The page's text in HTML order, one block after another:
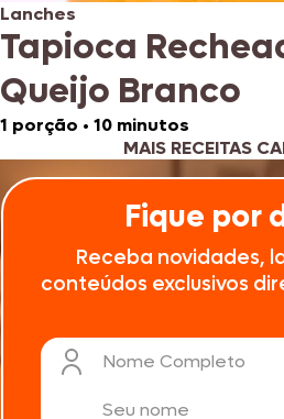
Lanches
Tapioca
Queijo Branco
1 porção • 10 minutos
MAIS RECEITAS
Fique por
Receba novidades,
conteúdos exclusivos
Nome Completo